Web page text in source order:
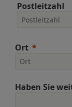
Postleitzahl
Ort
Haben Sie